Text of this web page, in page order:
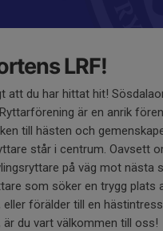
LRF!
att du har hittat hit!
är en anrik
till hästen och
står i centrum. Oavsett
på väg mot nästa
som söker en trygg plats
eller förälder till en
är du vart välkommen till oss!